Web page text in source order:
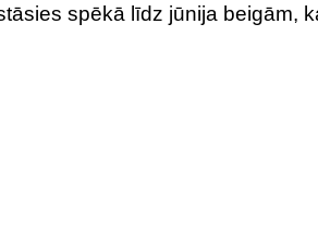
spēkā līdz jūnija beigām,